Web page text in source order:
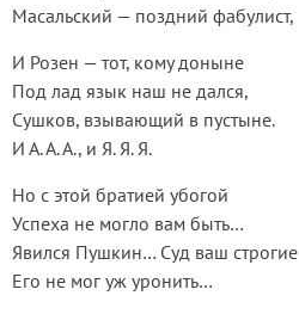
Масальский — поздний фабулист,
И Розен — тот, кому доныне
Под лад язык наш не дался,
Сушков, взывающий в пустыне.
И А. А. А., и Я. Я. Я.
Но с этой братией убогой
Успеха не могло вам быть…
Явился Пушкин… Суд ваш строгие
Его не мог уж уронить…